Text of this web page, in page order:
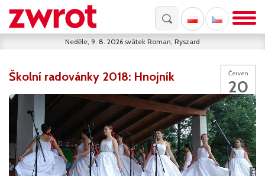
Neděle, 9. 8. 2026 svátek Roman, Ryszard
Červen
20
2018
Školní radovánky 2018: Hnojník